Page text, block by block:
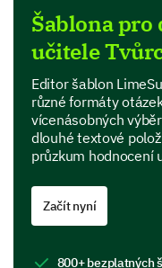
teacher's
improved.
Course
Assignments
Up next, let's
Šablona
učitele
Editor šablon
různé formáty
vícenásobných
dlouhé textové
průzkum hodnocení
Začít nyní
800+ bezplatných